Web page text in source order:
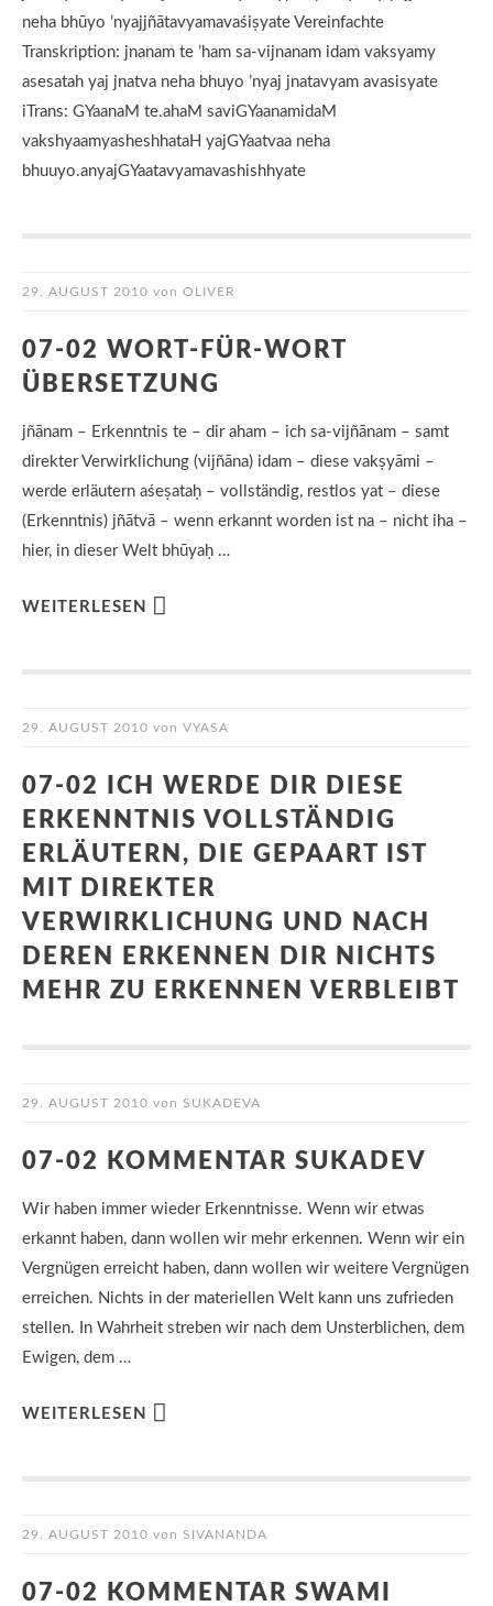
neha bhūyo ’nyajjñātavyamavaśiṣyate Vereinfachte
Transkription: jnanam te ’ham sa-vijnanam idam vaksyamy
asesatah yaj jnatva neha bhuyo ’nyaj jnatavyam avasisyate
iTrans: GYaanaM te.ahaM saviGYaanamidaM
vakshyaamyasheshhataH yajGYaatvaa neha
bhuuyo.anyajGYaatavyamavashishhyate
29. AUGUST 2010 von OLIVER
07-02 WORT-FÜR-WORT
ÜBERSETZUNG
jñānam – Erkenntnis te – dir aham – ich sa-vijñānam – samt
direkter Verwirklichung (vijñāna) idam – diese vakṣyāmi –
werde erläutern aśeṣataḥ – vollständig, restlos yat – diese
(Erkenntnis) jñātvā – wenn erkannt worden ist na – nicht iha –
hier, in dieser Welt bhūyaḥ …
WEITERLESEN
29. AUGUST 2010 von VYASA
07-02 ICH WERDE DIR DIESE
ERKENNTNIS VOLLSTÄNDIG
ERLÄUTERN, DIE GEPAART IST
MIT DIREKTER
VERWIRKLICHUNG UND NACH
DEREN ERKENNEN DIR NICHTS
MEHR ZU ERKENNEN VERBLEIBT
29. AUGUST 2010 von SUKADEVA
07-02 KOMMENTAR SUKADEV
Wir haben immer wieder Erkenntnisse. Wenn wir etwas
erkannt haben, dann wollen wir mehr erkennen. Wenn wir ein
Vergnügen erreicht haben, dann wollen wir weitere Vergnügen
erreichen. Nichts in der materiellen Welt kann uns zufrieden
stellen. In Wahrheit streben wir nach dem Unsterblichen, dem
Ewigen, dem …
WEITERLESEN
29. AUGUST 2010 von SIVANANDA
07-02 KOMMENTAR SWAMI